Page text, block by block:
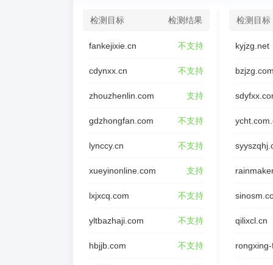
检测目标 检测结果
fankejixie.cn 不支持
cdynxx.cn 不支持
zhouzhenlin.com 支持
gdzhongfan.com 不支持
lynccy.cn 不支持
xueyinonline.com 支持
lxjxcq.com 不支持
yltbazhaji.com 不支持
hbjjb.com 不支持
检测目标
kyjzg.net
qilixcl.cn